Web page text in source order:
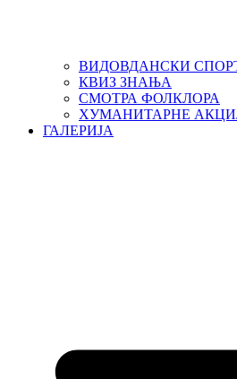
ВИДОВДАНСКИ
КВИЗ ЗНАЊА
СМОТРА ФОЛКЛОРА
ХУМАНИТАРНЕ
ГАЛЕРИЈА